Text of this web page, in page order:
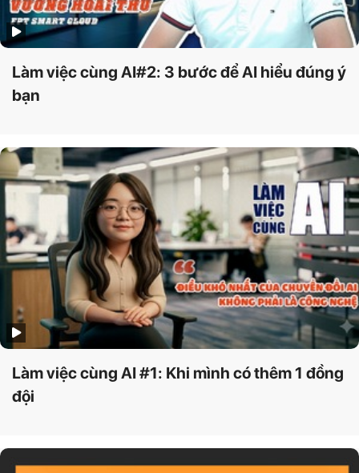
Làm việc cùng AI#2: 3 bước để AI hiểu đúng ý
bạn
Làm việc cùng AI #1: Khi mình có thêm 1 đồng
đội